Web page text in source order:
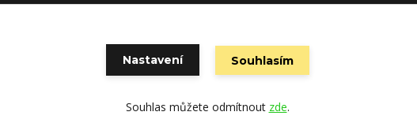
technického výpadku pak nejpozději do 48 hodin.
Nastavení Souhlasím
Souhlas můžete odmítnout zde.